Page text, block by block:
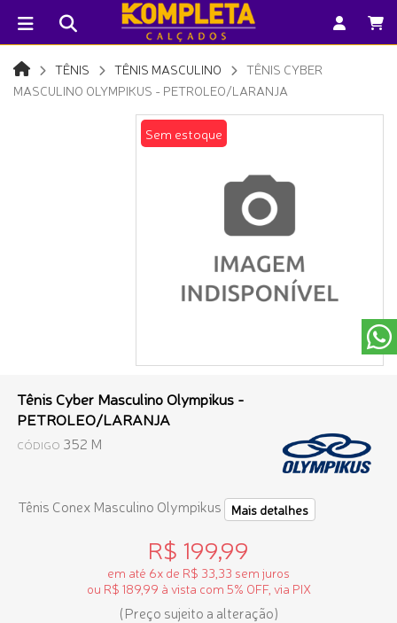
TÊNIS TÊNIS MASCULINO
TÊNIS CYBER
MASCULINO OLYMPIKUS - PETROLEO/LARANJA
Sem estoque
Tênis Cyber Masculino Olympikus -
PETROLEO/LARANJA
CÓDIGO 352 M
Tênis Conex Masculino Olympikus Mais detalhes
R$ 199,99
em até 6x de R$ 33,33 sem juros
ou R$ 189,99 à vista com 5% OFF, via PIX
(Preço sujeito a alteração)